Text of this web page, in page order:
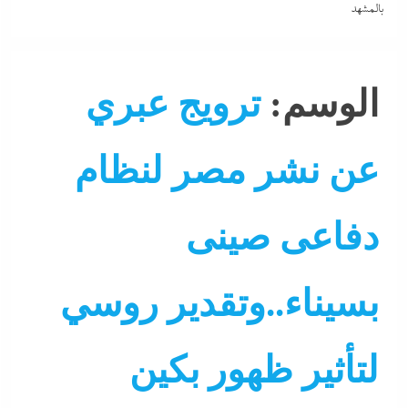
بالمشهد
الوسم:ترويج عبري
عن نشر مصر لنظام
دفاعى صينى
بسيناء..وتقدير روسي
لتأثير ظهور بكين